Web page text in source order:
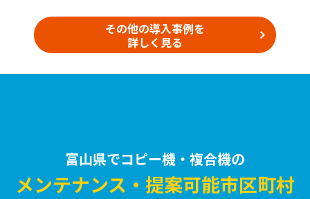
その他の導入事例を
詳しく見る
富山県でコピー機・複合機の
メンテナンス・提案可能市区町村